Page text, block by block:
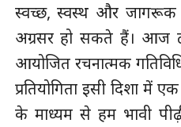
स्वच्छ, स्वस्थ और जागरूक
अग्रसर हो सकते हैं। आज
आयोजित रचनात्मक
प्रतियोगिता इसी दिशा में
के माध्यम से हम भावी